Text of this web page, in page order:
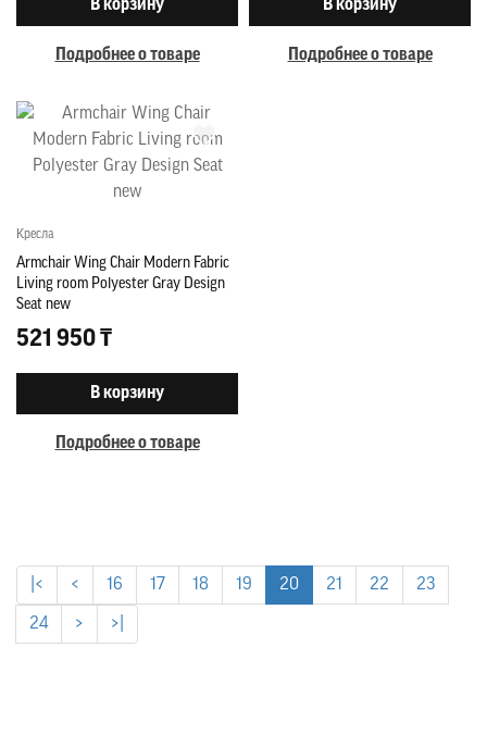
В корзину
Подробнее о товаре
В корзину
Подробнее о товаре
Кресла
Armchair Wing Chair Modern Fabric
Living room Polyester Gray Design
Seat new
521 950 ₸
В корзину
Подробнее о товаре
|< < 16 17 18 19 20 21 22 23
24 > >|